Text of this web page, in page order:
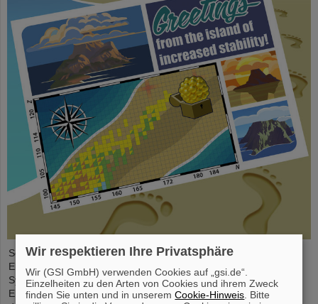
Seit der Jahrtausendwende wurden sechs neue chemische
Elemente entdeckt und in das Periodensystem der Elemente, das
Symbol der Chemie schlechthin, aufgenommen. Diese neuen
Elemente haben hohe Ordnungszahlen von bis zu 118 und sind
Wir respektieren Ihre Privatsphäre
Wir (GSI GmbH) verwenden Cookies auf „gsi.de“.
Einzelheiten zu den Arten von Cookies und ihrem Zweck
finden Sie unten und in unseremCookie-Hinweis . Bitte